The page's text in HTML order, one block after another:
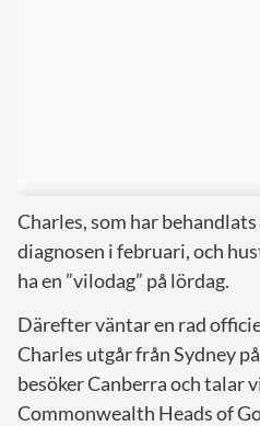
Charles, som har
diagnosen i februari, och
ha en ”vilodag” på lördag.
Därefter väntar en rad
Charles utgår från Sydney
besöker Canberra och talar
Commonwealth Heads of